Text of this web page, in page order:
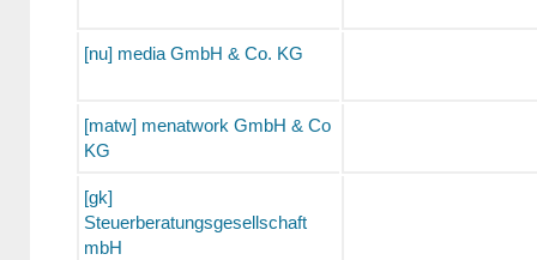
[nu] media GmbH & Co. KG
[matw] menatwork GmbH & Co
KG
[gk]
Steuerberatungsgesellschaft
mbH